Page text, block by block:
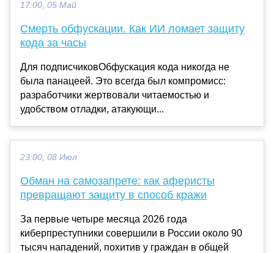
17:00, 05 Май
Смерть обфускации. Как ИИ ломает защиту
кода за часы
Для подписчиковОбфускация кода никогда не
была панацеей. Это всегда был компромисс:
разработчики жертвовали читаемостью и
удобством отладки, атакующи...
23:00, 08 Июл
Обман на самозапрете: как аферисты
превращают защиту в способ кражи
За первые четыре месяца 2026 года
киберпреступники совершили в России около 90
тысяч нападений, похитив у граждан в общей